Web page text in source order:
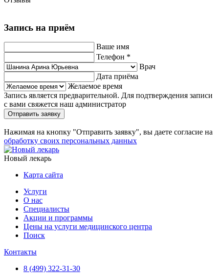
Запись на приём
Ваше имя
Телефон *
Врач
Дата приёма
Желаемое время
Запись является предварительной. Для подтверждения записи
с вами свяжется наш администратор
Отправить заявку
Нажимая на кнопку "Отправить заявку", вы даете согласие на
обработку своих персональных данных
Новый лекарь
Карта сайта
Услуги
О нас
Специалисты
Акции и программы
Цены на услуги медицинского центра
Поиск
Контакты
8 (499) 322-31-30